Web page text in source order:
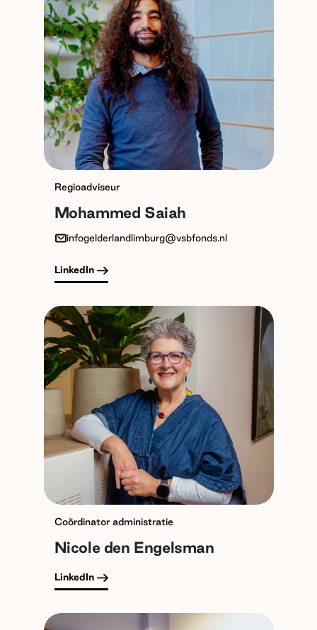
Regioadviseur
Mohammed Saiah
infogelderlandlimburg@vsbfonds.nl
LinkedIn
Coördinator administratie
Nicole den Engelsman
LinkedIn